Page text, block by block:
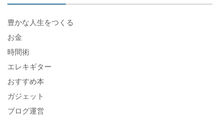
豊かな人生をつくる
お金
時間術
エレキギター
おすすめ本
ガジェット
ブログ運営